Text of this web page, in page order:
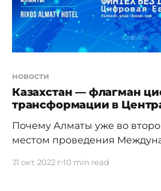
правительства
новости
Казахстан — флагман
трансформации в
Почему Алматы уже во
местом проведения
Евразия». На сегодняшний день Казахстан
21 окт. 2022 г.10 min read